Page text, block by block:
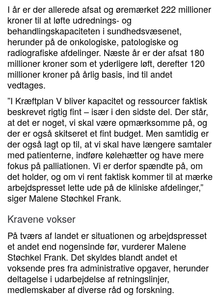
I år er der allerede afsat og øremærket 222 millioner
kroner til at løfte udrednings- og
behandlingskapaciteten i sundhedsvæsenet,
herunder på de onkologiske, patologiske og
radiografiske afdelinger. Næste år er der afsat 180
millioner kroner som et yderligere løft, derefter 120
millioner kroner på årlig basis, ind til andet
vedtages.
”I Kræftplan V bliver kapacitet og ressourcer faktisk
beskrevet rigtig fint – især i den sidste del. Der står,
at det er noget, vi skal være opmærksomme på, og
der er også skitseret et fint budget. Men samtidig er
der også lagt op til, at vi skal have længere samtaler
med patienterne, indføre kølehætter og have mere
fokus på palliationen. Vi er derfor spændte på, om
det holder, og om vi rent faktisk kommer til at mærke
arbejdspresset lette ude på de kliniske afdelinger,”
siger Malene Støchkel Frank.
Kravene vokser
På tværs af landet er situationen og arbejdspresset
et andet end nogensinde før, vurderer Malene
Støchkel Frank. Det skyldes blandt andet et
voksende pres fra administrative opgaver, herunder
deltagelse i udarbejdelse af retningslinjer,
medlemskaber af diverse råd og forskning.